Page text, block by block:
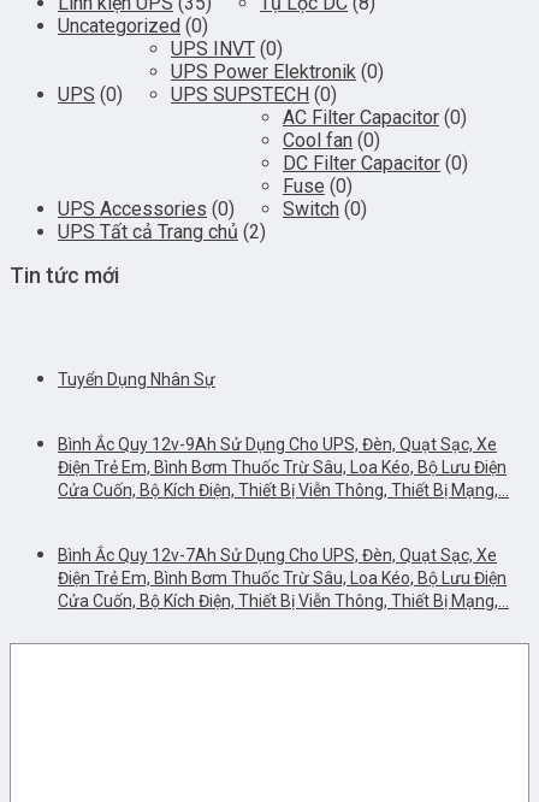
Uncategorized (0)
UPS (0)
UPS INVT (0)
UPS Power Elektronik (0)
UPS SUPSTECH (0)
UPS Accessories (0)
AC Filter Capacitor (0)
Cool fan (0)
DC Filter Capacitor (0)
Fuse (0)
Switch (0)
UPS Tất cả Trang chủ (2)
Tin tức mới
Tuyển Dụng Nhân Sự
Bình Ắc Quy 12v-9Ah Sử Dụng Cho UPS, Đèn, Quạt Sạc, Xe
Điện Trẻ Em, Bình Bơm Thuốc Trừ Sâu, Loa Kéo, Bộ Lưu Điện
Cửa Cuốn, Bộ Kích Điện, Thiết Bị Viễn Thông, Thiết Bị Mạng,…
Bình Ắc Quy 12v-7Ah Sử Dụng Cho UPS, Đèn, Quạt Sạc, Xe
Điện Trẻ Em, Bình Bơm Thuốc Trừ Sâu, Loa Kéo, Bộ Lưu Điện
Cửa Cuốn, Bộ Kích Điện, Thiết Bị Viễn Thông, Thiết Bị Mạng,…